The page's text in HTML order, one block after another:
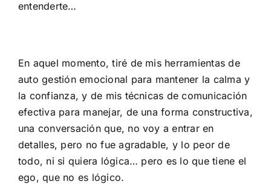
entenderte…
En aquel momento, tiré de mis herramientas de
auto gestión emocional para mantener la calma y
la confianza, y de mis técnicas de comunicación
efectiva para manejar, de una forma constructiva,
una conversación que, no voy a entrar en
detalles, pero no fue agradable, y lo peor de
todo, ni si quiera lógica… pero es lo que tiene el
ego, que no es lógico.